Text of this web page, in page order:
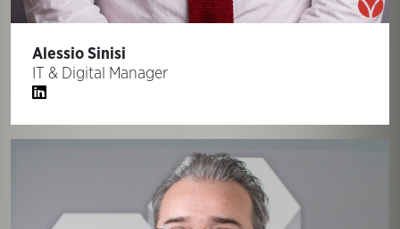
Alessio Sinisi
IT & Digital Manager